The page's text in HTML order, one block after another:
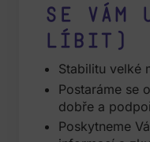
se vám
líbit)
Stabilitu velké
Postaráme se
dobře a
Poskytneme